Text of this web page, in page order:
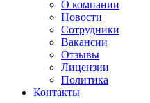
О компании
Новости
Сотрудники
Вакансии
Отзывы
Лицензии
Политика
Контакты